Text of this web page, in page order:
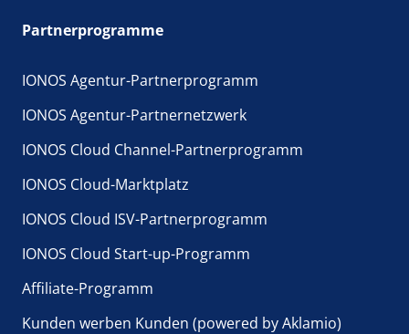
Partnerprogramme
IONOS Agentur-Partnerprogramm
IONOS Agentur-Partnernetzwerk
IONOS Cloud Channel-Partnerprogramm
IONOS Cloud-Marktplatz
IONOS Cloud ISV-Partnerprogramm
IONOS Cloud Start-up-Programm
Affiliate-Programm
Kunden werben Kunden (powered by Aklamio)